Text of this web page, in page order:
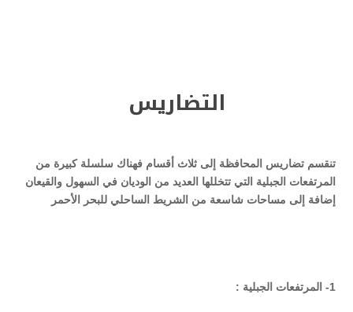
التضاريس
تنقسم تضاريس المحافظة إلى ثلاث أقسام فهناك سلسلة كبيرة من
المرتفعات الجبلية التي تتخللها العديد من الوديان في السهول والقيعان
إضافة إلى مساحات شاسعة من الشريط الساحلي للبحر الأحمر
1- المرتفعات الجبلية :